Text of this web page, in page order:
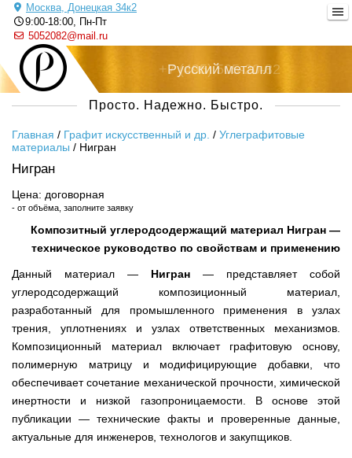
Москва, Донецкая 34к2
9:00-18:00, Пн-Пт
5052082@mail.ru
Русский металл
+7 (495) 505-20-82
Просто. Надежно. Быстро.
Главная / Графит искусственный и др. / Углеграфитовые
материалы / Нигран
Нигран
Цена: договорная
- от объёма, заполните заявку
Композитный углеродсодержащий материал Нигран —
техническое руководство по свойствам и применению
Данный материал — Нигран — представляет собой
углеродсодержащий композиционный материал,
разработанный для промышленного применения в узлах
трения, уплотнениях и узлах ответственных механизмов.
Композиционный материал включает графитовую основу,
полимерную матрицу и модифицирующие добавки, что
обеспечивает сочетание механической прочности, химической
инертности и низкой газопроницаемости. В основе этой
публикации — технические факты и проверенные данные,
актуальные для инженеров, технологов и закупщиков.